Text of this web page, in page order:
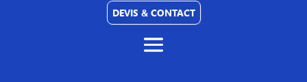
DEVIS & CONTACT